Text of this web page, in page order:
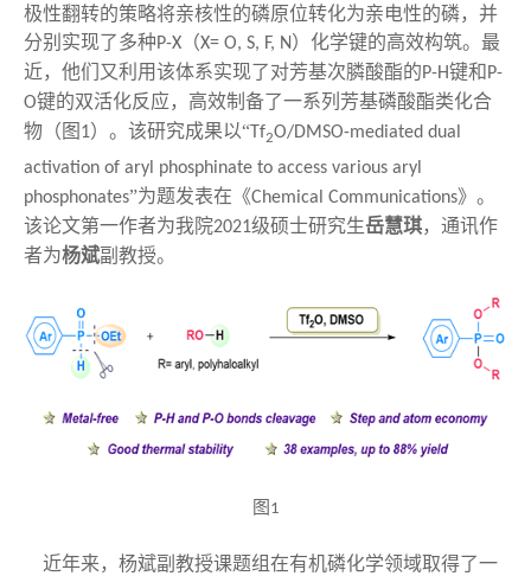
极性翻转的策略将亲核性的磷原位转化为亲电性的磷，并
分别实现了多种P-X （X= O, S, F, N）化学键的高效构筑。最
近，他们又利用该体系实现了对芳基次膦酸酯的P-H键和 P-
O键的双活化反应，高效制备了一系列芳基磷酸酯类化合
物（图 1）。该研究成果以“ Tf2O/DMSO-mediated dual
activation of aryl phosphinate to access various aryl
phosphonates”为题发表在《Chemical Communications》。
该论文第一作者为我院2021级硕士研究生岳慧琪，通讯作
者为杨斌副教授。
图 1
近年来，杨斌副教授课题组在有机磷化学领域取得了一